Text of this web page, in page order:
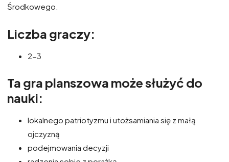
Środkowego.
Liczba graczy:
2-3
Ta gra planszowa może służyć do
nauki:
lokalnego patriotyzmu i utożsamiania się z małą
ojczyzną
podejmowania decyzji